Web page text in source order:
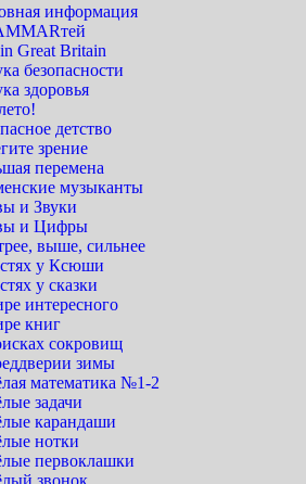
информация
Great Britain
безопасности
здоровья
детство
зрение
перемена
музыканты
и Звуки
и Цифры
выше, сильнее
у Ксюши
у сказки
интересного
книг
сокровищ
зимы
математика №1-2
задачи
карандаши
нотки
первоклашки
звонок